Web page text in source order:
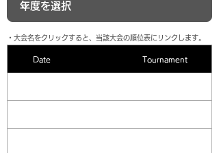
​・大会名をクリックすると、当該大会の順位表にリンクします。
Date Tournament